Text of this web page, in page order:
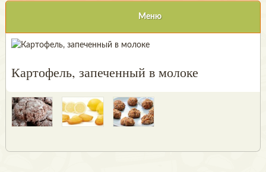
Меню
Картофель, запеченный в молоке